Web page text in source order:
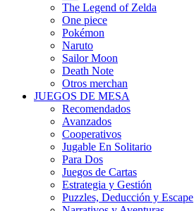
The Legend of Zelda
One piece
Pokémon
Naruto
Sailor Moon
Death Note
Otros merchan
JUEGOS DE MESA
Recomendados
Avanzados
Cooperativos
Jugable En Solitario
Para Dos
Juegos de Cartas
Estrategia y Gestión
Puzzles, Deducción y Escape